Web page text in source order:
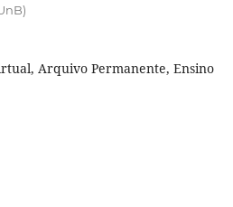
Arquivo Permanente, Ensino